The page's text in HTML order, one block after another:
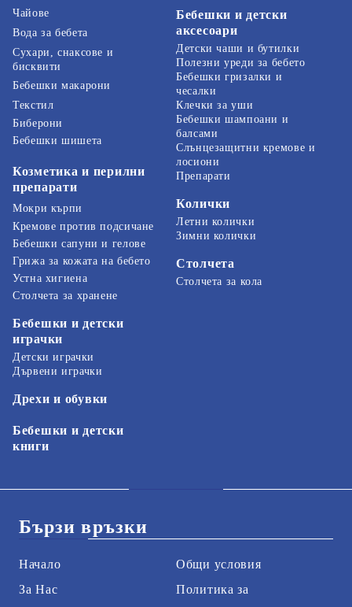
Чайове
Вода за бебета
Сухари, снаксове и
бисквити
Бебешки макарони
Бебешки и детски
аксесоари
Детски чаши и бутилки
Полезни уреди за бебето
Бебешки гризалки и
чесалки
Текстил
Биберони
Бебешки шишета
Козметика и перилни
препарати
Мокри кърпи
Кремове против подсичане
Бебешки сапуни и гелове
Грижа за кожата на бебето
Устна хигиена
Клечки за уши
Бебешки шампоани и
балсами
Слънцезащитни кремове и
лосиони
Препарати
Колички
Летни колички
Зимни колички
Столчета
Столчета за кола
Столчета за хранене
Бебешки и детски
играчки
Детски играчки
Дървени играчки
Дрехи и обувки
Бебешки и детски
книги
Бързи връзки
Начало
За Нас
Общи условия
Политика за